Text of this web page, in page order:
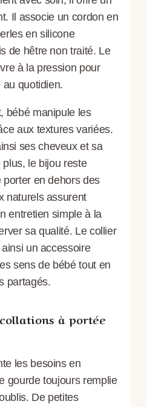
Il associe un cordon en
en silicone
de hêtre non traité. Le
à la pression pour
au quotidien.
bébé manipule les
aux textures variées.
ses cheveux et sa
le bijou reste
en dehors des
naturels assurent
entretien simple à la
sa qualité. Le collier
un accessoire
sens de bébé tout en
partagés.
à portée
les besoins en
gourde toujours remplie
De petites